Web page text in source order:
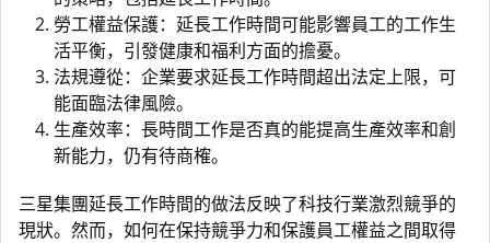
勞工權益保護：延長工作時間可能影響員工的工作生
活平衡，引發健康和福利方面的擔憂。
法規遵從：企業要求延長工作時間超出法定上限，可
能面臨法律風險。
生產效率：長時間工作是否真的能提高生產效率和創
新能力，仍有待商榷。
三星集團延長工作時間的做法反映了科技行業激烈競爭的
現狀。然而，如何在保持競爭力和保護員工權益之間取得